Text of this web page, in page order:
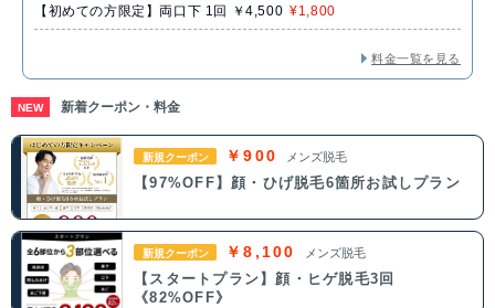
【初めての方限定】両口下 1回 ￥4,500 ¥1,800
料金一覧を見る
NEW 新着クーポン・料金
新規クーポン ￥900 メンズ脱毛
【97%OFF】顔・ひげ脱毛6箇所お試しプラン
新規クーポン ￥8,100 メンズ脱毛
【スタートプラン】顔・ヒゲ脱毛3回
《82%OFF》